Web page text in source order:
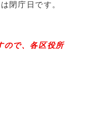
閉庁日です。
ので、各区役所